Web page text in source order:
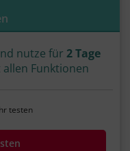
nutze für 2 Tage
allen Funktionen
testen